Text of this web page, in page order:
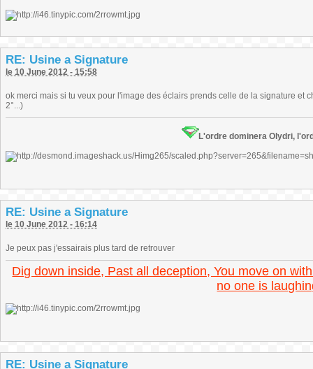
RE: Usine a Signature
le 10 June 2012 - 15:58
ok merci mais si tu veux pour l'image des éclairs prends celle de la signature et
2°...)
L'ordre dominera Olydri,
RE: Usine a Signature
le 10 June 2012 - 16:14
Je peux pas j'essairais plus tard de retrouver
Dig down inside, Past all deception, You move on
no one is
RE: Usine a Signature